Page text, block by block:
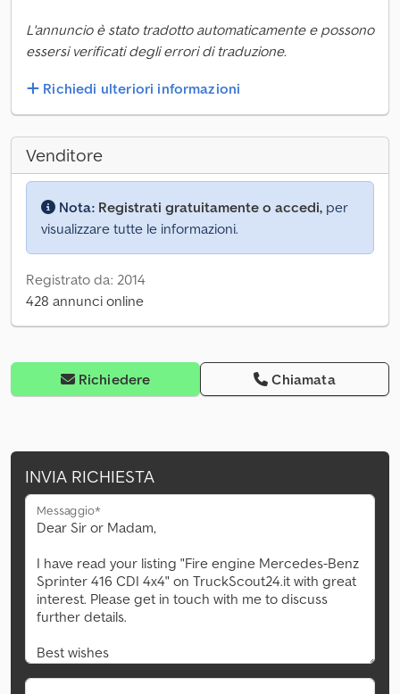
L'annuncio è stato tradotto automaticamente e possono
essersi verificati degli errori di traduzione.
Richiedi ulteriori informazioni
Venditore
Nota: Registrati gratuitamente o accedi, per
visualizzare tutte le informazioni.
Registrato da: 2014
428 annunci online
Richiedere Chiamata
INVIA RICHIESTA
Messaggio*